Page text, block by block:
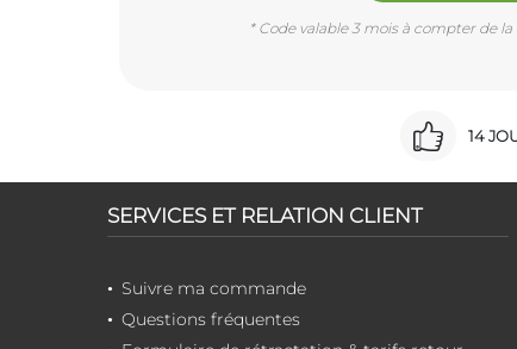
* Code valable 3 mois à compter de
14
SERVICES ET RELATION CLIENT
Suivre ma commande
Questions fréquentes